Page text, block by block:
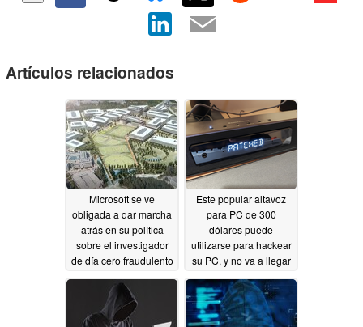
Artículos relacionados
Microsoft se ve
obligada a dar marcha
atrás en su política
sobre el investigador
de día cero fraudulento
06/07/2026
Este popular altavoz
para PC de 300
dólares puede
utilizarse para hackear
su PC, y no va a llegar
06/03/2026